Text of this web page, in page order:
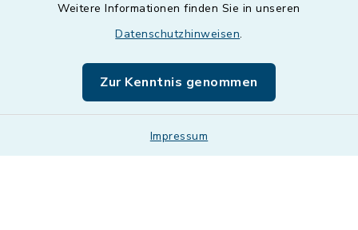
Weitere Informationen finden Sie in unseren
Datenschutzhinweisen.
Zur Kenntnis genommen
Impressum
Barrierefreiheit
Impressum
Sitemap